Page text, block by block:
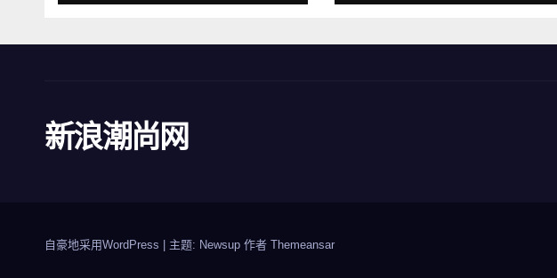
新浪潮尚网
自豪地采用WordPress 主题: Newsup 作者 Themeansar